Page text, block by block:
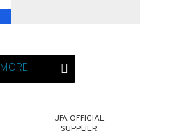
MORE
JFA OFFICIAL
SUPPLIER